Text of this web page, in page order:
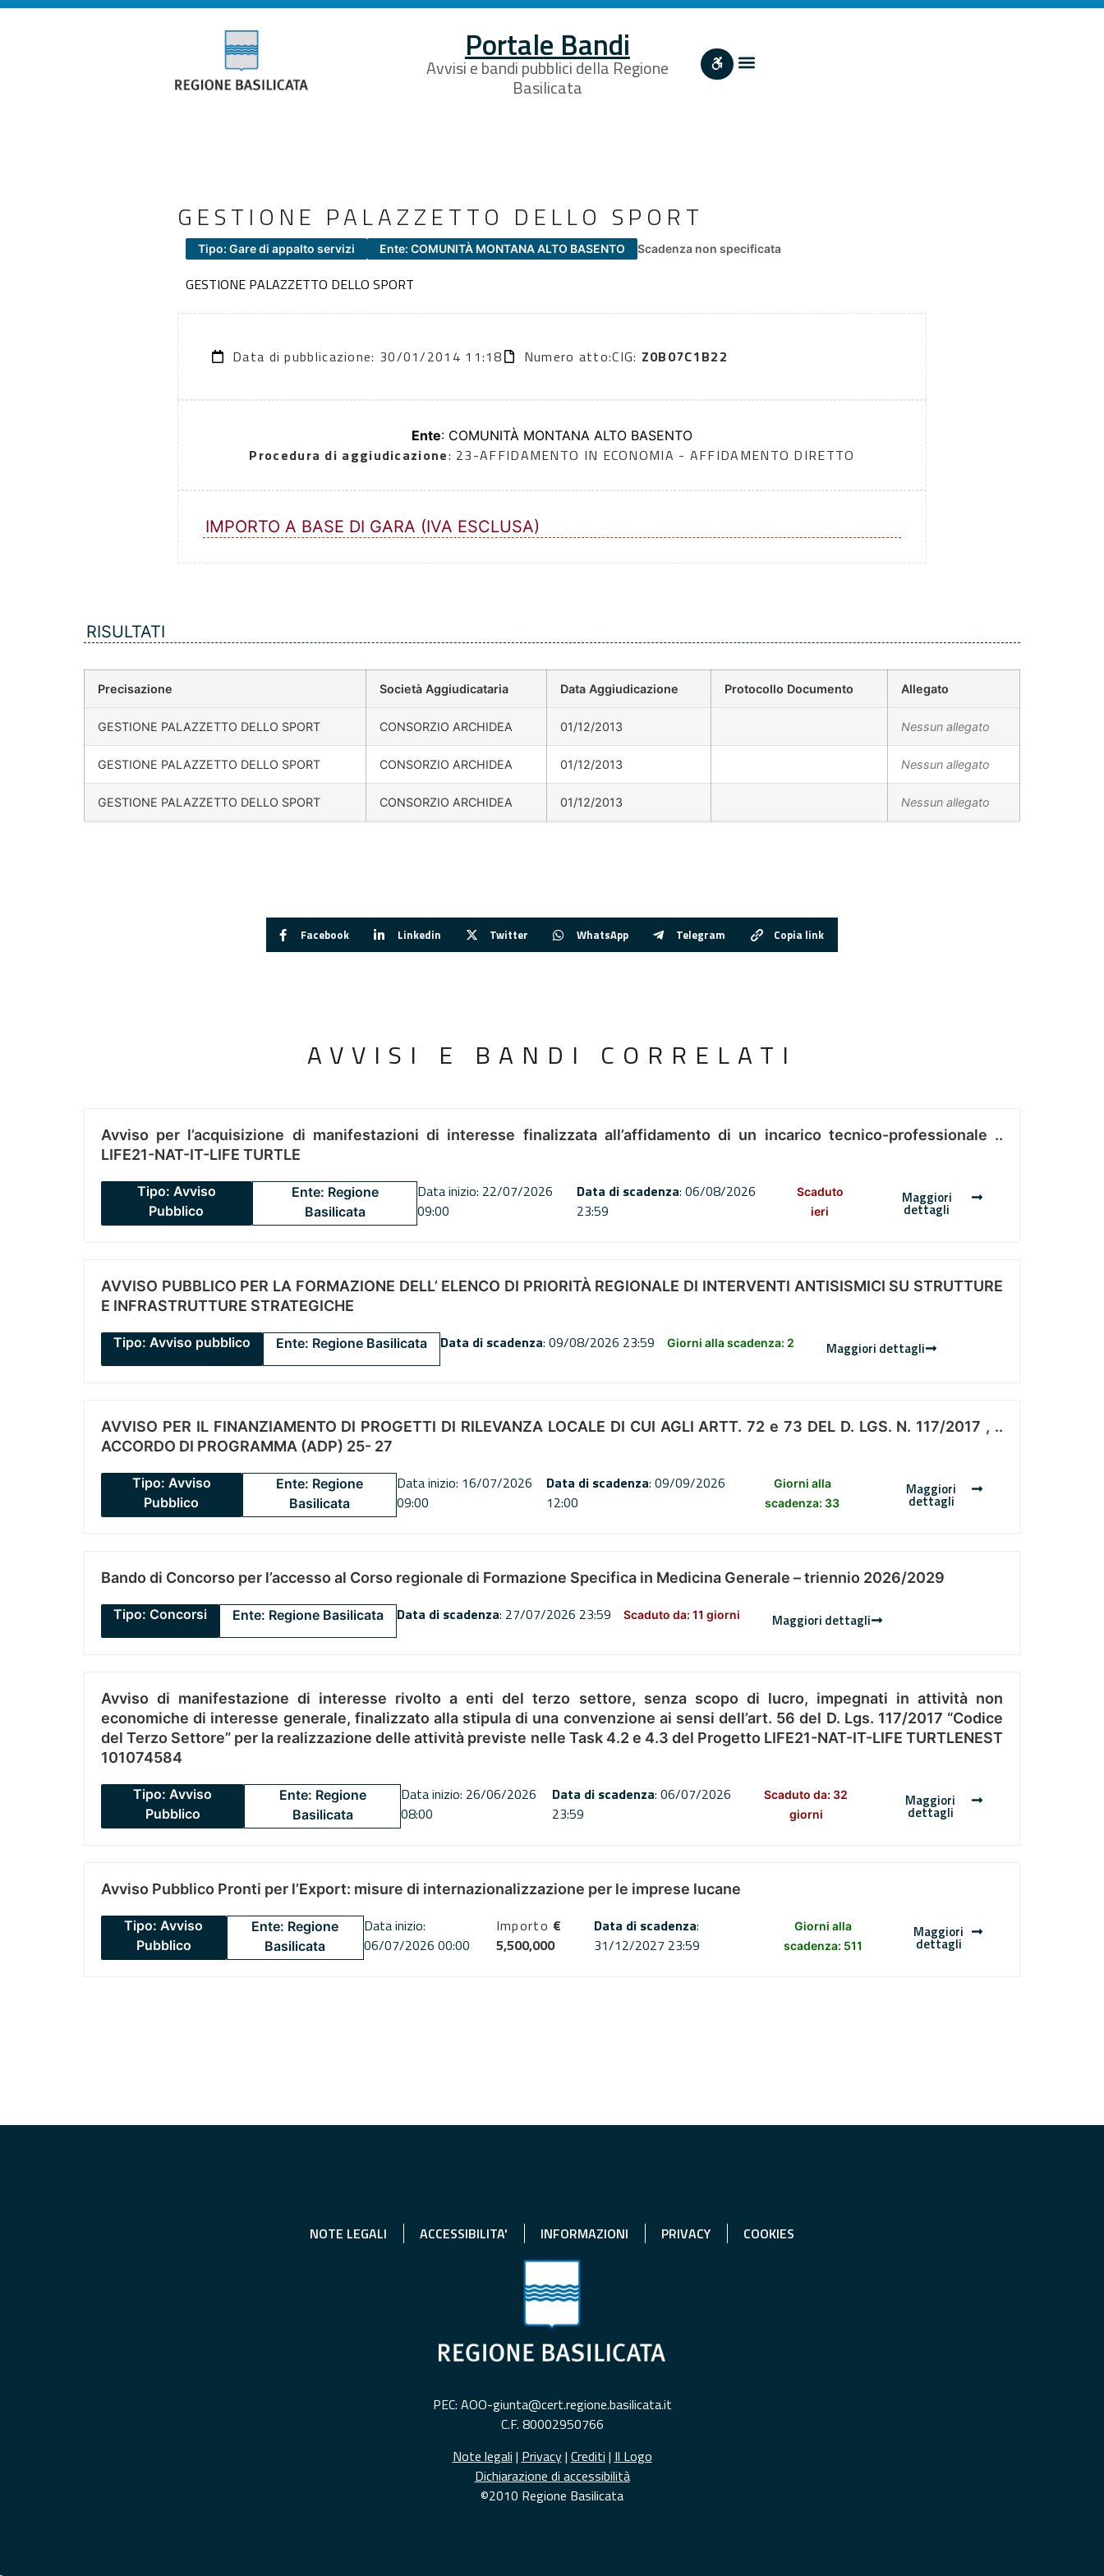
Portale Bandi
Avvisi e bandi pubblici della Regione
Basilicata
GESTIONE PALAZZETTO DELLO SPORT
Tipo: Gare di appalto servizi Ente: COMUNITÀ MONTANA ALTO BASENTO Scadenza non specificata
GESTIONE PALAZZETTO DELLO SPORT
Data di pubblicazione: 30/01/2014 11:18 Numero atto:CIG: Z0B07C1B22
Ente: COMUNITÀ MONTANA ALTO BASENTO
Procedura di aggiudicazione: 23-AFFIDAMENTO IN ECONOMIA - AFFIDAMENTO DIRETTO
IMPORTO A BASE DI GARA (IVA ESCLUSA)
RISULTATI
Precisazione Società Aggiudicataria Data Aggiudicazione Protocollo Documento Allegato
GESTIONE PALAZZETTO DELLO SPORT CONSORZIO ARCHIDEA 01/12/2013 Nessun allegato
GESTIONE PALAZZETTO DELLO SPORT CONSORZIO ARCHIDEA 01/12/2013 Nessun allegato
GESTIONE PALAZZETTO DELLO SPORT CONSORZIO ARCHIDEA 01/12/2013 Nessun allegato
Facebook Linkedin Twitter WhatsApp Telegram Copia link
AVVISI E BANDI CORRELATI
Avviso per l’acquisizione di manifestazioni di interesse finalizzata all’affidamento di un incarico tecnico-professionale ..
LIFE21-NAT-IT-LIFE TURTLE
Tipo: Avviso
Pubblico
Ente: Regione
Basilicata
Data inizio: 22/07/2026
09:00
Data di scadenza: 06/08/2026
23:59
Scaduto
ieri
Maggiori
dettagli
AVVISO PUBBLICO PER LA FORMAZIONE DELL’ ELENCO DI PRIORITÀ REGIONALE DI INTERVENTI ANTISISMICI SU STRUTTURE
E INFRASTRUTTURE STRATEGICHE
Tipo: Avviso pubblico Ente: Regione Basilicata Data di scadenza: 09/08/2026 23:59 Giorni alla scadenza: 2 Maggiori dettagli
AVVISO PER IL FINANZIAMENTO DI PROGETTI DI RILEVANZA LOCALE DI CUI AGLI ARTT. 72 e 73 DEL D. LGS. N. 117/2017 , ..
ACCORDO DI PROGRAMMA (ADP) 25- 27
Tipo: Avviso
Pubblico
Ente: Regione
Basilicata
Data inizio: 16/07/2026
09:00
Data di scadenza: 09/09/2026
12:00
Giorni alla
scadenza: 33
Maggiori
dettagli
Bando di Concorso per l’accesso al Corso regionale di Formazione Specifica in Medicina Generale – triennio 2026/2029
Tipo: Concorsi Ente: Regione Basilicata Data di scadenza: 27/07/2026 23:59 Scaduto da: 11 giorni Maggiori dettagli
Avviso di manifestazione di interesse rivolto a enti del terzo settore, senza scopo di lucro, impegnati in attività non
economiche di interesse generale, finalizzato alla stipula di una convenzione ai sensi dell’art. 56 del D. Lgs. 117/2017 “Codice
del Terzo Settore” per la realizzazione delle attività previste nelle Task 4.2 e 4.3 del Progetto LIFE21-NAT-IT-LIFE TURTLENEST
101074584
Tipo: Avviso
Pubblico
Ente: Regione
Basilicata
Data inizio: 26/06/2026
08:00
Data di scadenza: 06/07/2026
23:59
Scaduto da: 32
giorni
Maggiori
dettagli
Avviso Pubblico Pronti per l’Export: misure di internazionalizzazione per le imprese lucane
Tipo: Avviso
Pubblico
Ente: Regione
Basilicata
Data inizio:
06/07/2026 00:00
Importo €
5,500,000
Data di scadenza:
31/12/2027 23:59
Giorni alla
scadenza: 511
Maggiori
dettagli
NOTE LEGALI ACCESSIBILITA' INFORMAZIONI PRIVACY COOKIES
PEC: AOO-giunta@cert.regione.basilicata.it
C.F. 80002950766
Note legali | Privacy| Crediti | Il Logo
Dichiarazione di accessibilità
©2010 Regione Basilicata